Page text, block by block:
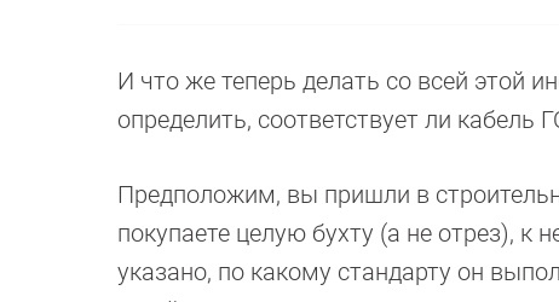
И что же теперь делать со всей этой
определить, соответствует ли кабель
Предположим, вы пришли в
покупаете целую бухту (а не отрез), к
указано, по какому стандарту он